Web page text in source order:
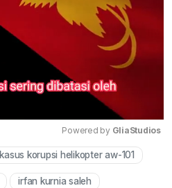
Mute
Powered by GliaStudios
kasus korupsi helikopter aw-101
irfan kurnia saleh